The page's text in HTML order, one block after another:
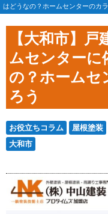
はどうなの？ホームセンターのカ
【大和市】
ムセンターに
の？ホームセ
ろう
お役立ちコラム 屋根塗装
大和市